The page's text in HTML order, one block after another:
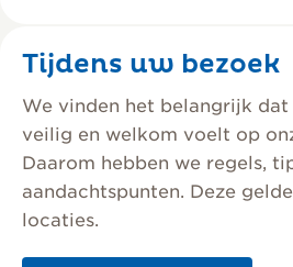
Tijdens uw bezoek
We vinden het belangrijk dat
veilig en welkom voelt op
Daarom hebben we regels,
aandachtspunten. Deze
locaties.